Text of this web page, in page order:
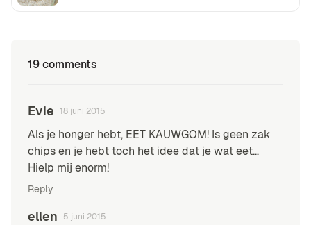
19 comments
Evie 18 juni 2015
Als je honger hebt, EET KAUWGOM! Is geen zak
chips en je hebt toch het idee dat je wat eet…
Hielp mij enorm!
Reply
ellen 5 juni 2015